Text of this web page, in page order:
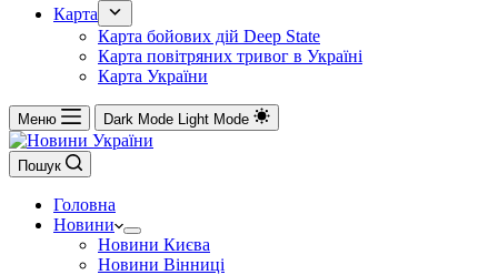
Карта
Карта бойових дій Deep State
Карта повітряних тривог в Україні
Карта України
Меню Dark Mode Light Mode
Пошук
Головна
Новини
Новини Києва
Новини Вінниці